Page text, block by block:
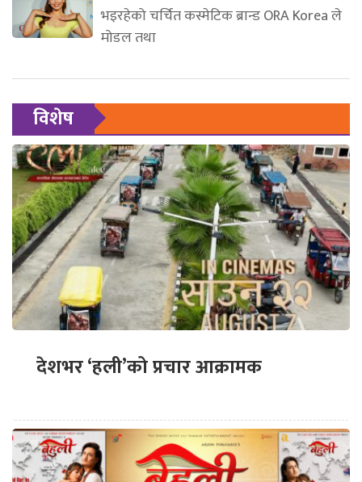
भइरहेको चर्चित कस्मेटिक ब्रान्ड ORA Korea ले
मोडल तथा
विशेष
देशभर ‘हली’को प्रचार आक्रामक